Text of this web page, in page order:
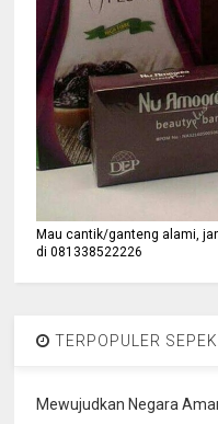
Mau cantik/ganteng alami,
di 081338522226
TERPOPULER
Mewujudkan Negara